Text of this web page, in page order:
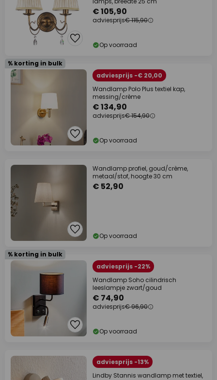
€ 105,90
adviesprijs€ 115,90
Op voorraad
% korting in bulk
adviesprijs -€ 20,00
Wandlamp Polo Plus textiel kap,
messing/crème
€ 134,90
adviesprijs€ 154,90
Op voorraad
Wandlamp profiel, goud/crème,
metaal/stof, hoogte 30 cm
€ 52,90
Op voorraad
% korting in bulk
adviesprijs -22%
Wandlamp Soho cilindrisch
leeslampje zwart/goud
€ 74,90
adviesprijs€ 96,90
Op voorraad
adviesprijs -13%
Lindby Stannis wandlamp met textiel,